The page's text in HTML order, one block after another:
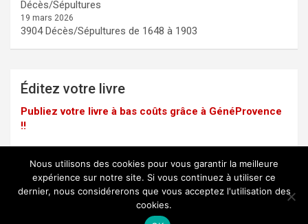
Décès/Sépultures
19 mars 2026
3904 Décès/Sépultures de 1648 à 1903
Éditez votre livre
Publiez votre livre à bas coûts grâce à GénéProvence
!!
Mentions légales
Nous utilisons des cookies pour vous garantir la meilleure
expérience sur notre site. Si vous continuez à utiliser ce
dernier, nous considérerons que vous acceptez l'utilisation des
cookies.